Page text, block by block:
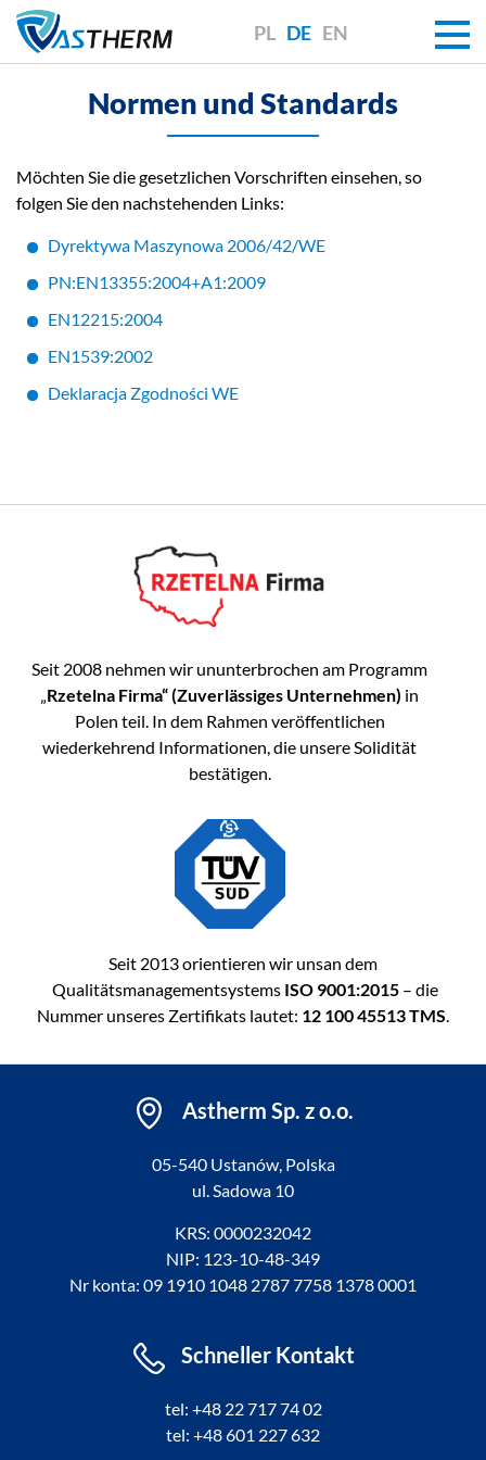
PL DE EN
Normen und Standards
Möchten Sie die gesetzlichen Vorschriften einsehen, so
folgen Sie den nachstehenden Links:
Dyrektywa Maszynowa 2006/42/WE
PN:EN13355:2004+A1:2009
EN12215:2004
EN1539:2002
Deklaracja Zgodności WE
Seit 2008 nehmen wir ununterbrochen am Programm
„Rzetelna Firma“ (Zuverlässiges Unternehmen) in
Polen teil. In dem Rahmen veröffentlichen
wiederkehrend Informationen, die unsere Solidität
bestätigen.
Seit 2013 orientieren wir unsan dem
Qualitätsmanagementsystems ISO 9001:2015– die
Nummer unseres Zertifikats lautet: 12 100 45513 TMS.
Astherm Sp. z o.o.
05-540 Ustanów, Polska
ul. Sadowa 10
KRS: 0000232042
NIP: 123-10-48-349
Nr konta: 09 1910 1048 2787 7758 1378 0001
Schneller Kontakt
tel: +48 22 717 74 02
tel: +48 601 227 632